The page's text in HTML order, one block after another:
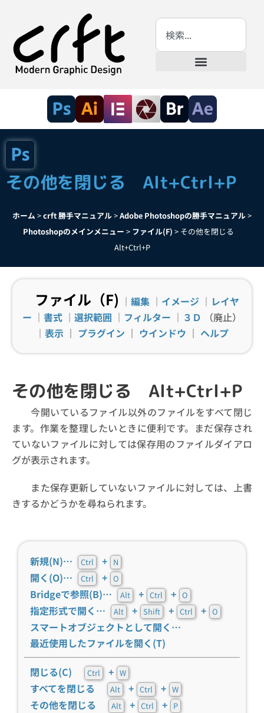
その他を閉じる Alt+Ctrl+P
ホーム >crft 勝手マニュアル>Adobe Photoshopの勝手マニュアル>
Photoshopのメインメニュー > ファイル(F) > その他を閉じる
Alt+Ctrl+P
ファイル（F) ｜ 編集｜ イメージ｜ レイヤ
ー ｜ 書式 ｜ 選択範囲 ｜ フィルター ｜ ３Ｄ （廃止）
｜ 表示 ｜ プラグイン ｜ ウインドウ ｜ ヘルプ
新規(N)… Ctrl + N
開く(O)… Ctrl + O
Bridgeで参照(B)… Alt + Ctrl + O
指定形式で開く… Alt + Shift + Ctrl + O
スマートオブジェクトとして開く…
最近使用したファイルを開く(T)
閉じる(C) Ctrl + W
すべてを閉じる Alt + Ctrl + W
その他を閉じる Alt + Ctrl + P
その他を閉じる Alt+Ctrl+P
今開いているファイル以外のファイルをすべて閉じ
ます。作業を整理したいときに便利です。まだ保存され
ていないファイルに対しては保存用のファイルダイアロ
グが表示されます。
また保存更新していないファイルに対しては、上書
きするかどうかを尋ねられます。